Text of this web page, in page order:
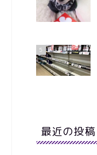
5
最近の投稿